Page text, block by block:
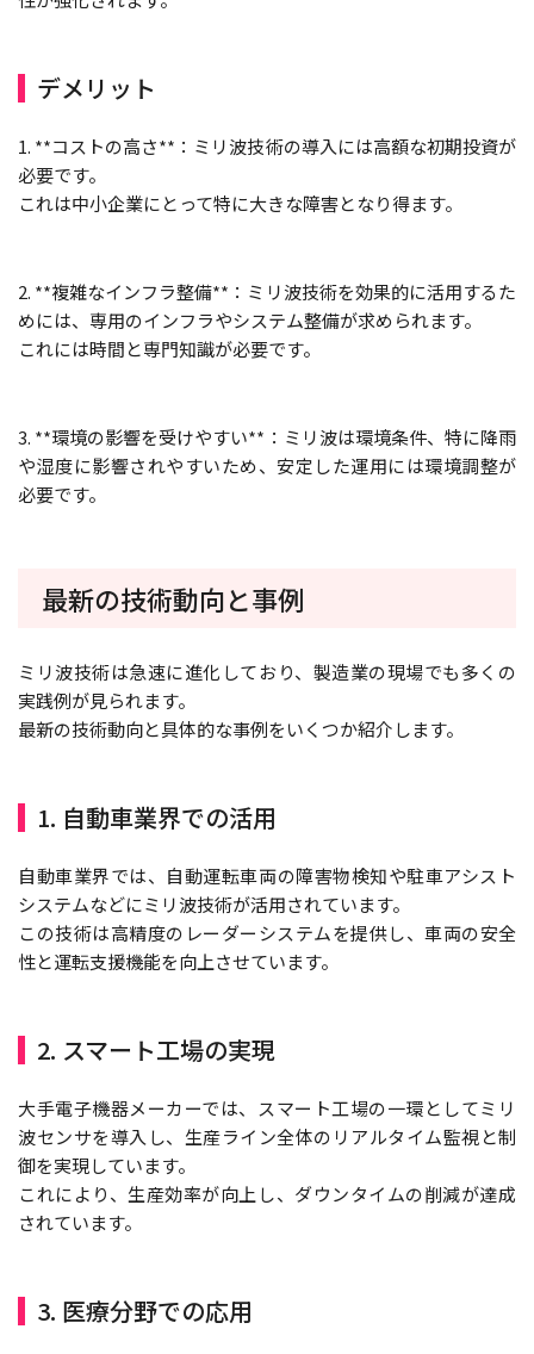
デメリット
1. **コストの高さ**：ミリ波技術の導入には高額な初期投資が
必要です。
これは中小企業にとって特に大きな障害となり得ます。
2. **複雑なインフラ整備**：ミリ波技術を効果的に活用するた
めには、専用のインフラやシステム整備が求められます。
これには時間と専門知識が必要です。
3. **環境の影響を受けやすい**：ミリ波は環境条件、特に降雨
や湿度に影響されやすいため、安定した運用には環境調整が
必要です。
最新の技術動向と事例
ミリ波技術は急速に進化しており、製造業の現場でも多くの
実践例が見られます。
最新の技術動向と具体的な事例をいくつか紹介します。
1. 自動車業界での活用
自動車業界では、自動運転車両の障害物検知や駐車アシスト
システムなどにミリ波技術が活用されています。
この技術は高精度のレーダーシステムを提供し、車両の安全
性と運転支援機能を向上させています。
2. スマート工場の実現
大手電子機器メーカーでは、スマート工場の一環としてミリ
波センサを導入し、生産ライン全体のリアルタイム監視と制
御を実現しています。
これにより、生産効率が向上し、ダウンタイムの削減が達成
されています。
3. 医療分野での応用